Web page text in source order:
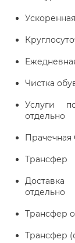
Чистка
Услуги
отдельно
Прачечная
Трансфер
отдельно
Трансфер
Трансфер